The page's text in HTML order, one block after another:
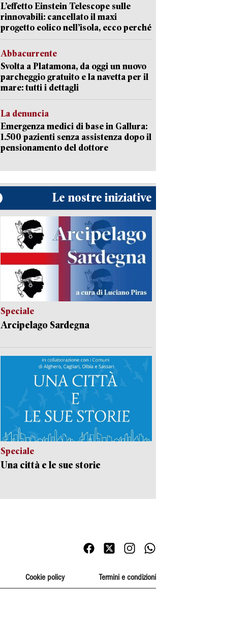
L’effetto Einstein Telescope sulle
rinnovabili: cancellato il maxi
progetto eolico nell’isola, ecco perché
Abbacurrente
Svolta a Platamona, da oggi un nuovo
parcheggio gratuito e la navetta per il
mare: tutti i dettagli
La denuncia
Emergenza medici di base in Gallura:
1.500 pazienti senza assistenza dopo il
pensionamento del dottore
Le nostre iniziative
Speciale
Arcipelago Sardegna
Speciale
Una città e le sue storie
Cookie policy Termini e condizioni